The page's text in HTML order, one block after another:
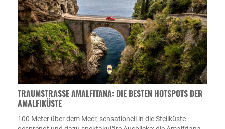
TRAUMSTRASSE AMALFITANA: DIE BESTEN HOTSPOTS DER A
MALFIKÜSTE
100 Meter über dem Meer, sensationell in die Steilküste